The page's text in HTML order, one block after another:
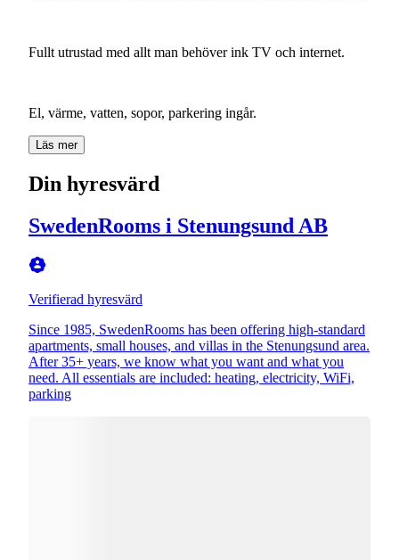
Fullt utrustad med allt man behöverink TV och internet.
El, värme, vatten, sopor, parkering ingår.
Läs mer
Din hyresvärd
SwedenRooms i Stenungsund AB
Verifierad hyresvärd
Since 1985, SwedenRooms has been offering high-standard
apartments, small houses, and villas in the Stenungsund area.
After 35+ years, we know what you want and what you
need. All essentials are included: heating, electricity, WiFi,
parking